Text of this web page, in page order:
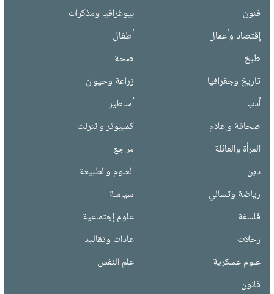
فنون
بيوغرافيا ومذكرات
إقتصاد وأعمال
أطفال
طبخ
صحة
تاريخ وجغرافيا
زراعة وحيوان
أدب
أساطير
صحافة وإعلام
كمبيوتر وانترنت
المرأة والعائلة
مراجع
دين
العلوم والطبيعة
رياضة وتسالي
سياسة
فلسفة
علوم إجتماعية
رحلات
عادات وتقاليد
علوم عسكرية
علم النفس
قانون